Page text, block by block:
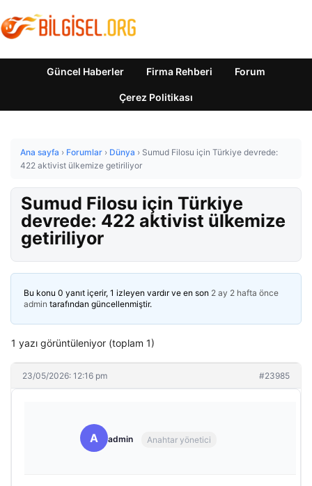
Güncel Haberler Firma Rehberi Forum
Çerez Politikası
Ana sayfa › Forumlar › Dünya › Sumud Filosu için Türkiye devrede:
422 aktivist ülkemize getiriliyor
Sumud Filosu için Türkiye
devrede: 422 aktivist ülkemize
getiriliyor
Bu konu 0 yanıt içerir, 1 izleyen vardır ve en son 2 ay 2 hafta önce
admin tarafından güncellenmiştir.
1 yazı görüntüleniyor (toplam 1)
23/05/2026: 12:16 pm #23985
A admin Anahtar yönetici